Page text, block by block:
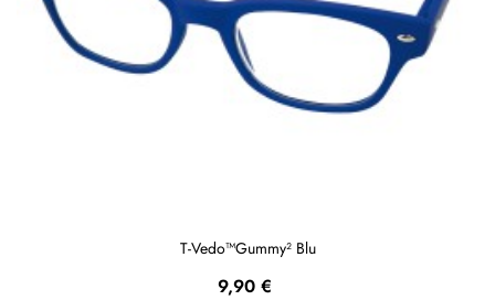
T-Vedo™Gummy² Blu
Prezzo
9,90 €